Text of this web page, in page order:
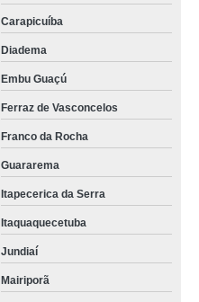
Carapicuíba
Diadema
Embu Guaçú
Ferraz de Vasconcelos
Franco da Rocha
Guararema
Itapecerica da Serra
Itaquaquecetuba
Jundiaí
Mairiporã